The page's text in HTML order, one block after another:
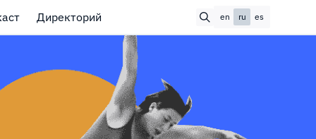
Директорий en ru es